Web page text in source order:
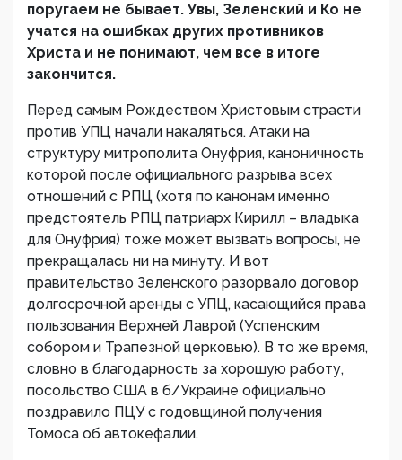
поругаем не бывает. Увы, Зеленский и Ко не
учатся на ошибках других противников
Христа и не понимают, чем все в итоге
закончится.
Перед самым Рождеством Христовым страсти
против УПЦ начали накаляться. Атаки на
структуру митрополита Онуфрия, каноничность
которой после официального разрыва всех
отношений с РПЦ (хотя по канонам именно
предстоятель РПЦ патриарх Кирилл – владыка
для Онуфрия) тоже может вызвать вопросы, не
прекращалась ни на минуту. И вот
правительство Зеленского разорвало договор
долгосрочной аренды с УПЦ, касающийся права
пользования Верхней Лаврой (Успенским
собором и Трапезной церковью). В то же время,
словно в благодарность за хорошую работу,
посольство США в б/Украине официально
поздравило ПЦУ с годовщиной получения
Томоса об автокефалии.